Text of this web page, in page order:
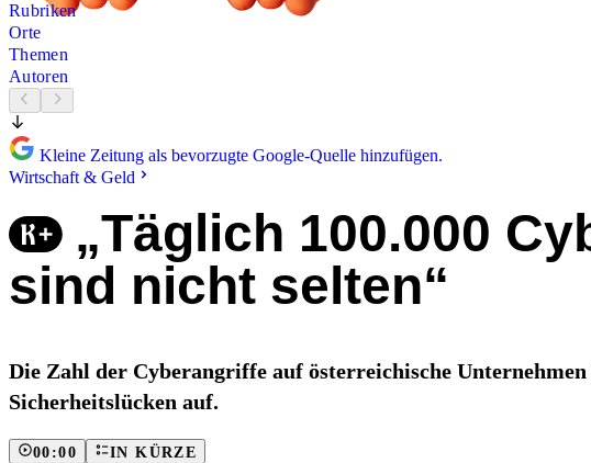
Rubriken
Orte
Themen
Autoren
Kleine Zeitung als bevorzugte Google-Quelle hinzufügen.
Wirtschaft & Geld
„Täglich 100.000
sind nicht selten“
Die Zahl der Cyberangriffe auf österreichische
Sicherheitslücken auf.
00:00 IN KÜRZE